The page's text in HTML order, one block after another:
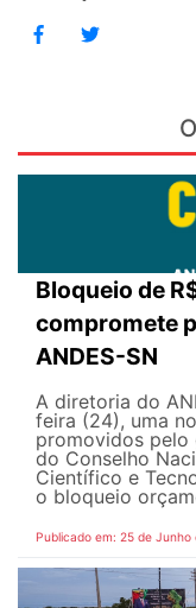
Bloqueio de
compromete
ANDES-SN
A diretoria do
feira (24), uma
promovidos pelo
do Conselho
Científico e
o bloqueio
Publicado em: 25 de Junho